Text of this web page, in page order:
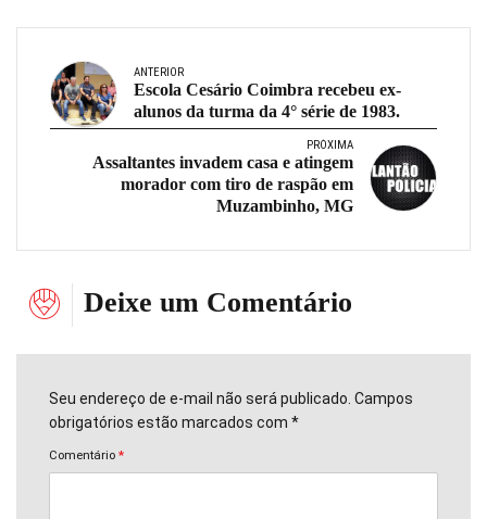
ANTERIOR
Escola Cesário Coimbra recebeu ex-
alunos da turma da 4° série de 1983.
PRÓXIMA
Assaltantes invadem casa e atingem
morador com tiro de raspão em
Muzambinho, MG
Deixe um Comentário
Seu endereço de e-mail não será publicado. Campos
obrigatórios estão marcados com *
Comentário *